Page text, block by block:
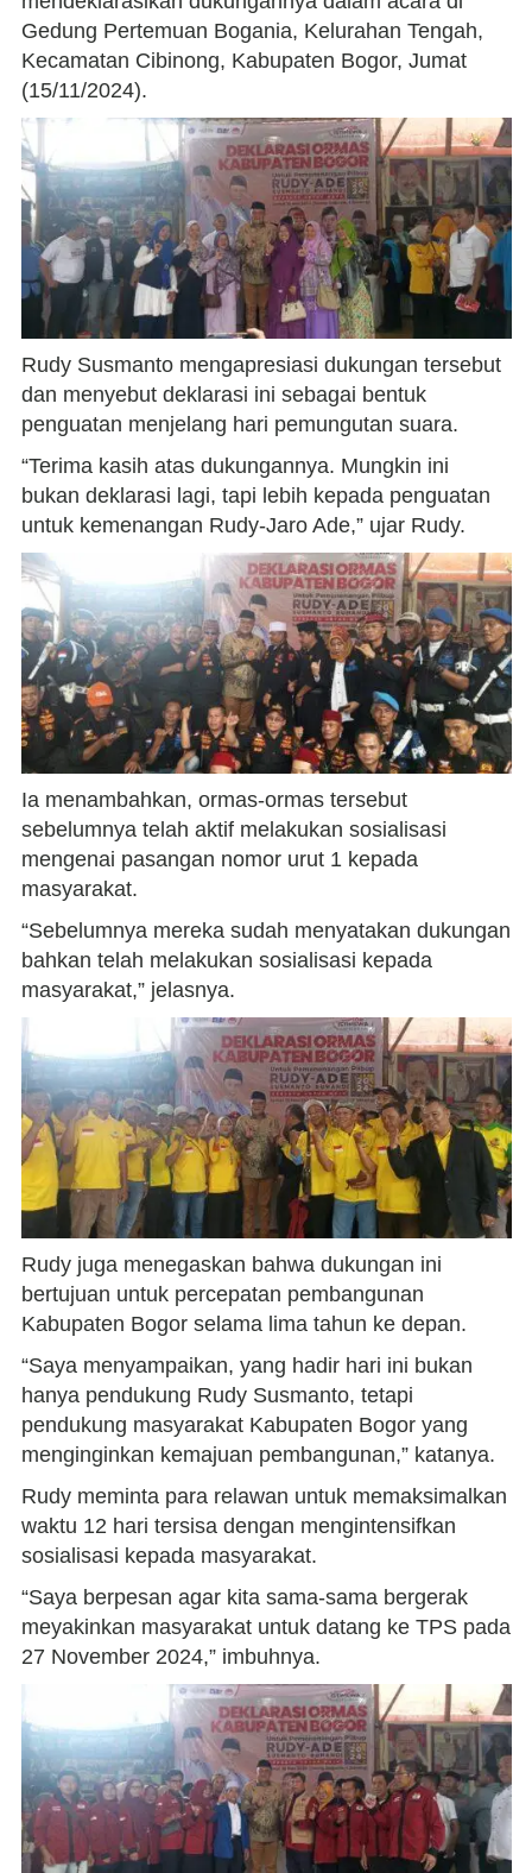
Gedung Pertemuan Bogania, Kelurahan Tengah,
Kecamatan Cibinong, Kabupaten Bogor, Jumat
(15/11/2024).
Rudy Susmanto mengapresiasi dukungan tersebut
dan menyebut deklarasi ini sebagai bentuk
penguatan menjelang hari pemungutan suara.
“Terima kasih atas dukungannya. Mungkin ini
bukan deklarasi lagi, tapi lebih kepada penguatan
untuk kemenangan Rudy-Jaro Ade,” ujar Rudy.
Ia menambahkan, ormas-ormas tersebut
sebelumnya telah aktif melakukan sosialisasi
mengenai pasangan nomor urut 1 kepada
masyarakat.
“Sebelumnya mereka sudah menyatakan dukungan
bahkan telah melakukan sosialisasi kepada
masyarakat,” jelasnya.
Rudy juga menegaskan bahwa dukungan ini
bertujuan untuk percepatan pembangunan
Kabupaten Bogor selama lima tahun ke depan.
“Saya menyampaikan, yang hadir hari ini bukan
hanya pendukung Rudy Susmanto, tetapi
pendukung masyarakat Kabupaten Bogor yang
menginginkan kemajuan pembangunan,” katanya.
Rudy meminta para relawan untuk memaksimalkan
waktu 12 hari tersisa dengan mengintensifkan
sosialisasi kepada masyarakat.
“Saya berpesan agar kita sama-sama bergerak
meyakinkan masyarakat untuk datang ke TPS pada
27 November 2024,” imbuhnya.